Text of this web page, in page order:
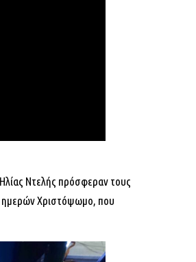
Ντελής πρόσφεραν τους
ημερών Χριστόψωμο, που